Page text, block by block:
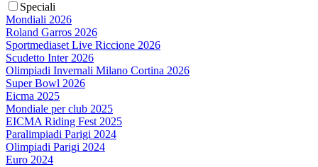
Speciali
Mondiali 2026
Roland Garros 2026
Sportmediaset Live Riccione 2026
Scudetto Inter 2026
Olimpiadi Invernali Milano Cortina 2026
Super Bowl 2026
Eicma 2025
Mondiale per club 2025
EICMA Riding Fest 2025
Paralimpiadi Parigi 2024
Olimpiadi Parigi 2024
Euro 2024